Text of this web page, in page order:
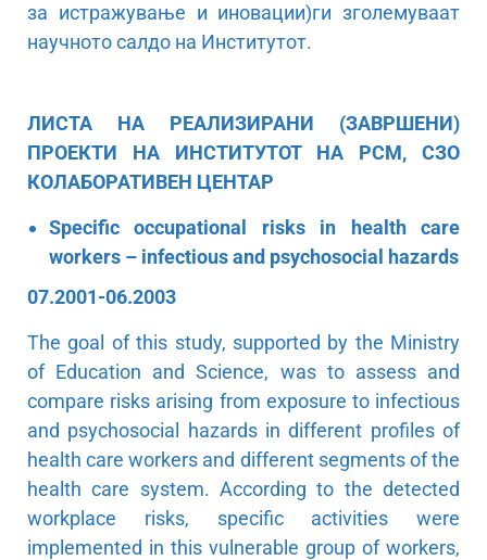
за истражување и иновации)ги зголемуваат
научното салдо на Институтот.
ЛИСТА НА РЕАЛИЗИРАНИ (ЗАВРШЕНИ)
ПРОЕКТИ НА ИНСТИТУТОТ НА РСМ, СЗО
КОЛАБОРАТИВЕН ЦЕНТАР
Specific occupational risks in health care
workers – infectious and psychosocial hazards
07.2001-06.2003
The goal of this study, supported by the Ministry
of Education and Science, was to assess and
compare risks arising from exposure to infectious
and psychosocial hazards in different profiles of
health care workers and different segments of the
health care system. According to the detected
workplace risks, specific activities were
implemented in this vulnerable group of workers,